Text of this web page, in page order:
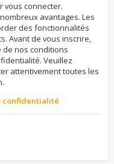
vous connecter.
avantages. Les
des fonctionnalités
Avant de vous inscrire,
de nos conditions
Veuillez
attentivement toutes les
confidentialité